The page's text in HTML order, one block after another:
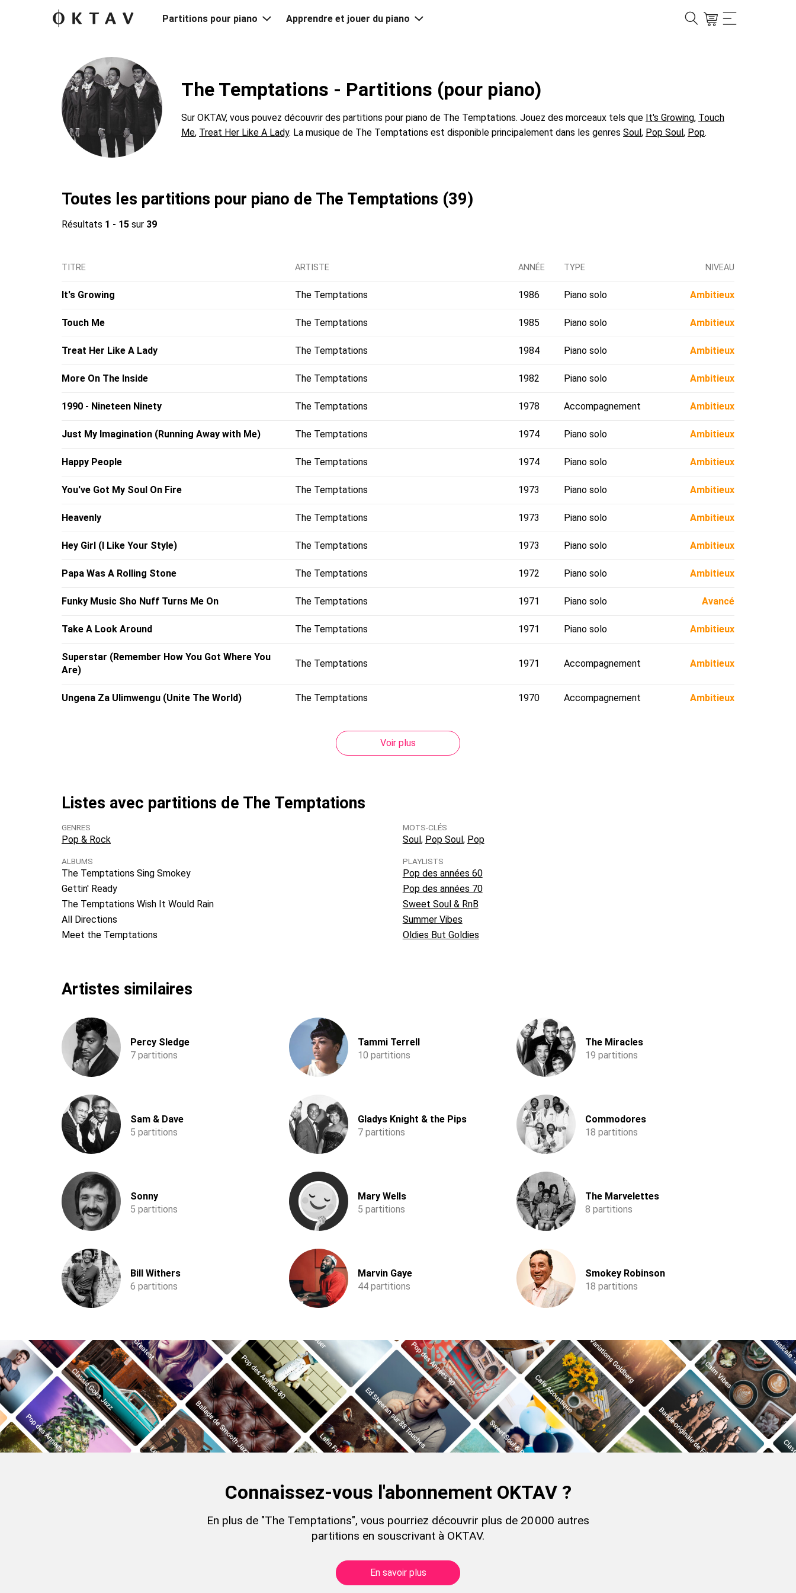
Partitions pour piano Apprendre et jouer du piano
The Temptations - Partitions (pour piano)
Sur OKTAV, vous pouvez découvrir des partitions pour piano de The Temptations. Jouez des morceaux tels que It's Growing, Touch
Me, Treat Her Like A Lady. La musique de The Temptations est disponible principalement dans les genres Soul, Pop Soul, Pop.
Toutes les partitions pour piano de The Temptations (39)
Résultats 1 - 15 sur 39
TITRE ARTISTE ANNÉE TYPE NIVEAU
It's Growing The Temptations 1986 Piano solo Ambitieux
Touch Me The Temptations 1985 Piano solo Ambitieux
Treat Her Like A Lady The Temptations 1984 Piano solo Ambitieux
More On The Inside The Temptations 1982 Piano solo Ambitieux
1990 - Nineteen Ninety The Temptations 1978 Accompagnement Ambitieux
Just My Imagination (Running Away with Me) The Temptations 1974 Piano solo Ambitieux
Happy People The Temptations 1974 Piano solo Ambitieux
You've Got My Soul On Fire The Temptations 1973 Piano solo Ambitieux
Heavenly The Temptations 1973 Piano solo Ambitieux
Hey Girl (I Like Your Style) The Temptations 1973 Piano solo Ambitieux
Papa Was A Rolling Stone The Temptations 1972 Piano solo Ambitieux
Funky Music Sho Nuff Turns Me On The Temptations 1971 Piano solo Avancé
Take A Look Around The Temptations 1971 Piano solo Ambitieux
Superstar (Remember How You Got Where You
Are)
The Temptations 1971 Accompagnement Ambitieux
Ungena Za Ulimwengu (Unite The World) The Temptations 1970 Accompagnement Ambitieux
Voir plus
Listes avec partitions de The Temptations
GENRES
Pop & Rock
ALBUMS
The Temptations Sing Smokey
Gettin' Ready
The Temptations Wish It Would Rain
All Directions
Meet the Temptations
MOTS-CLÉS
Soul Pop Soul Pop
PLAYLISTS
Pop des années 60
Pop des années 70
Sweet Soul & RnB
Summer Vibes
Oldies But Goldies
Artistes similaires
Percy Sledge
7 partitions
Tammi Terrell
10 partitions
The Miracles
19 partitions
Sam & Dave
5 partitions
Gladys Knight & the Pips
7 partitions
Commodores
18 partitions
Sonny
5 partitions
Mary Wells
5 partitions
The Marvelettes
8 partitions
Bill Withers
6 partitions
Marvin Gaye
44 partitions
Smokey Robinson
18 partitions
Connaissez-vous l'abonnement OKTAV ?
En plus de "The Temptations", vous pourriez découvrir plus de 20 000 autres
partitions en souscrivant à OKTAV.
En savoir plus